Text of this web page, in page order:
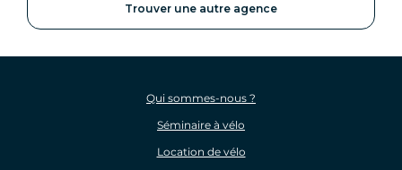
Trouver une autre agence
Qui sommes-nous ?
Séminaire à vélo
Location de vélo